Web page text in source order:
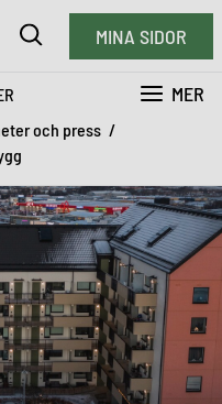
MER
MINA SIDOR
och press